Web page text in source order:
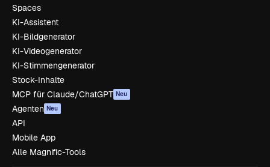
Spaces
KI-Assistent
KI-Bildgenerator
KI-Videogenerator
KI-Stimmengenerator
Stock-Inhalte
MCP für Claude/ChatGPT Neu
Agenten Neu
API
Mobile App
Alle Magnific-Tools